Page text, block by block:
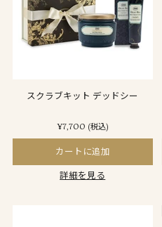
スクラブキット デッドシー
¥7,700 (税込)
カートに追加
詳細を見る